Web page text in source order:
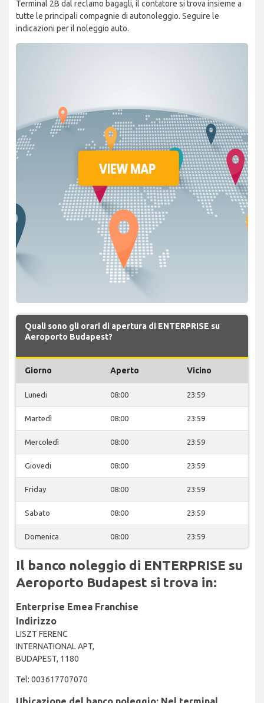
Terminal 2B dal reclamo bagagli, il contatore si trova insieme a
tutte le principali compagnie di autonoleggio. Seguire le
indicazioni per il noleggio auto.
Quali sono gli orari di apertura di ENTERPRISE su
Aeroporto Budapest?
Giorno Aperto Vicino
Lunedi 08:00 23:59
Martedì 08:00 23:59
Mercoledì 08:00 23:59
Giovedi 08:00 23:59
Friday 08:00 23:59
Sabato 08:00 23:59
Domenica 08:00 23:59
Il banco noleggio di ENTERPRISE su
Aeroporto Budapest si trova in:
Enterprise Emea Franchise
Indirizzo
LISZT FERENC
INTERNATIONAL APT,
BUDAPEST, 1180
Tel: 003617707070